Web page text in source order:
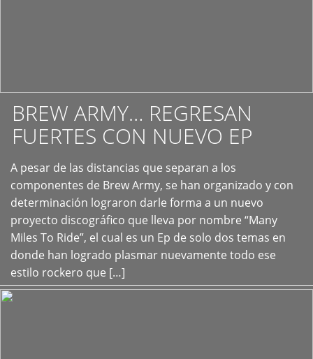
BREW ARMY… REGRESAN
FUERTES CON NUEVO EP
A pesar de las distancias que separan a los
componentes de Brew Army, se han organizado y con
determinación lograron darle forma a un nuevo
proyecto discográfico que lleva por nombre “Many
Miles To Ride”, el cual es un Ep de solo dos temas en
donde han logrado plasmar nuevamente todo ese
estilo rockero que […]
+